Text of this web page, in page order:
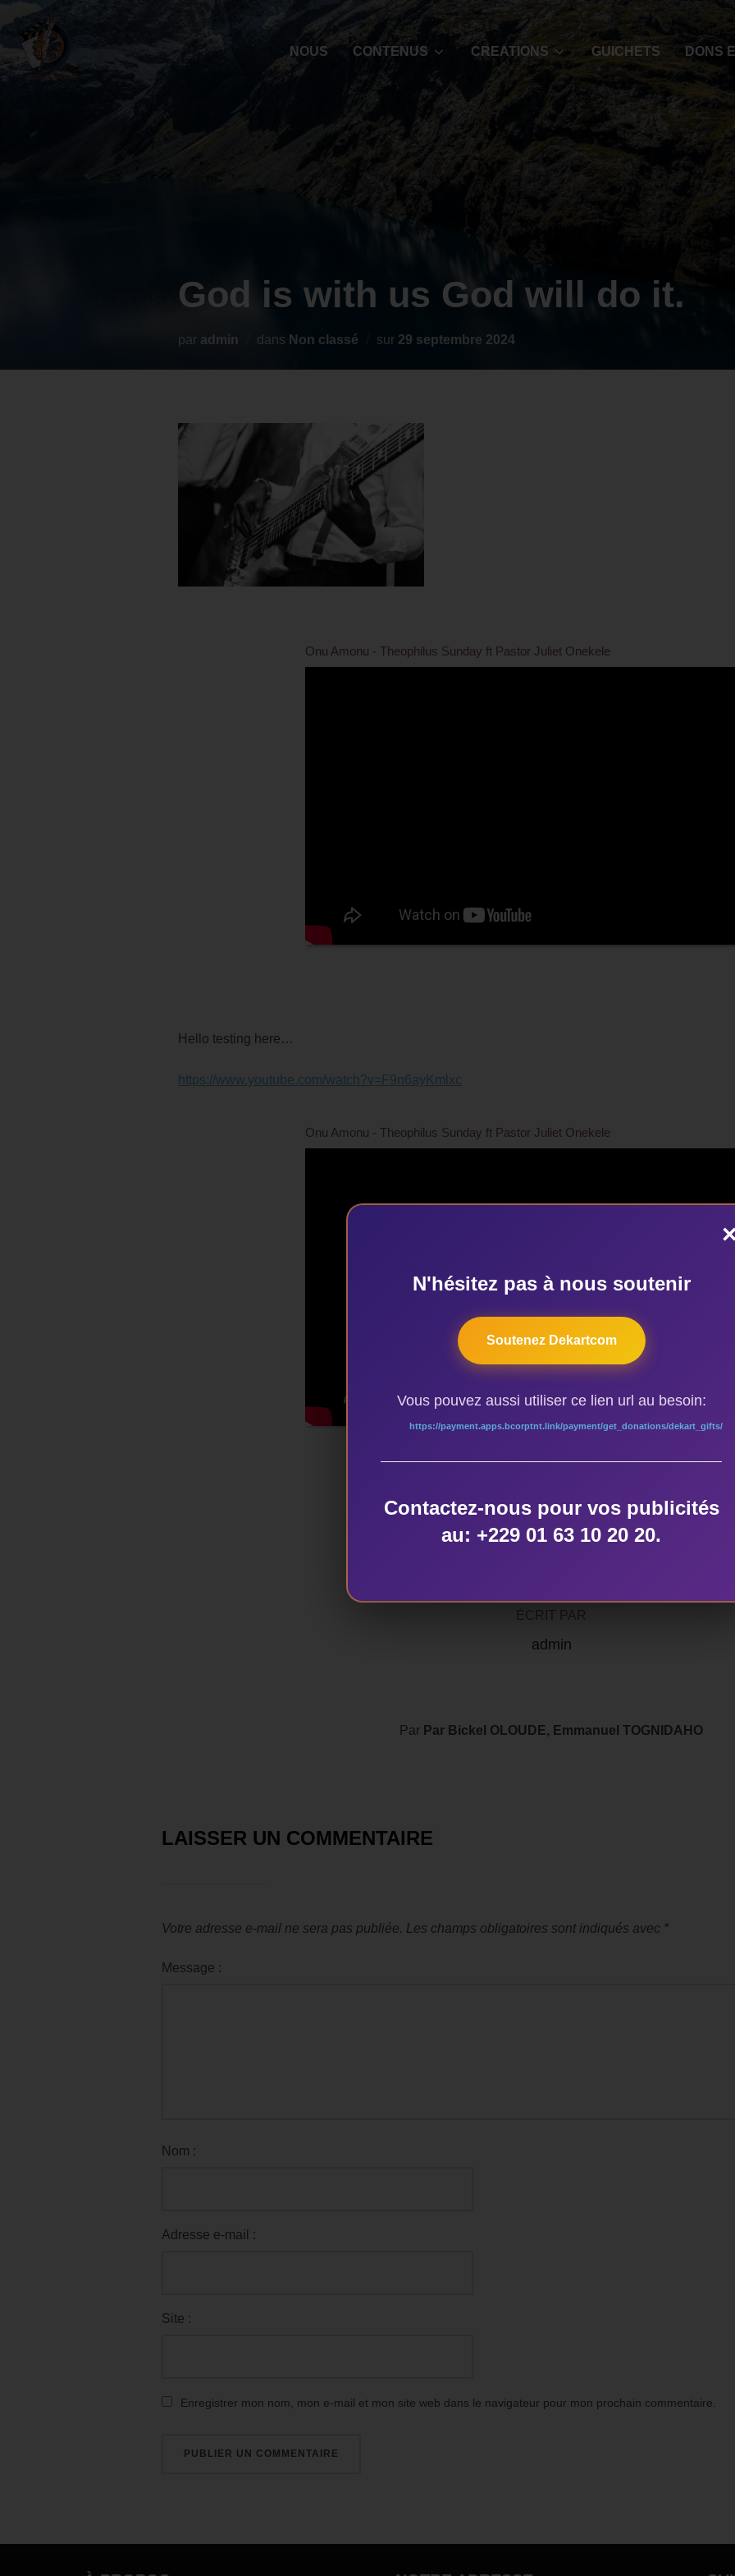
NOUS CONTENUS CREATIONS GUICHETS DONS
God is with us God will do it.
par admin dans Non classé sur 29 septembre 2024
Onu Amonu - Theophilus Sunday ft Pastor Juliet Onekele
Hello testing here…
https://www.youtube.com/watch?v=F9n6ayKmlxc
Onu Amonu - Theophilus Sunday ft Pastor Juliet Onekele
AUTEUR DE LA PUBLICATION
ÉCRIT PAR
admin
Par Par Bickel OLOUDE, Emmanuel TOGNIDAHO
LAISSER UN COMMENTAIRE
Votre adresse e-mail ne sera pas publiée. Les champs obligatoires sont indiqués avec *
Message :
Nom :
Adresse e-mail :
Site :
Enregistrer mon nom, mon e-mail et mon site web dans le navigateur pour mon prochain commentaire.
N'hésitez pas à nous soutenir
Soutenez Dekartcom
Vous pouvez aussi utiliser ce lien url au besoin:
https://payment.apps.bcorptnt.link/payment/get_donations/dekart_gifts/
Contactez-nous pour vos publicités
au: +229 01 63 10 20 20.